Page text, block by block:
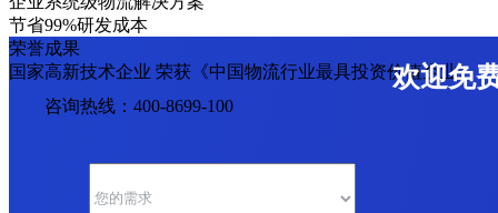
节省99%研发成本
荣誉成果
国家高新技术企业 荣获《中国物流行业最具投资价值企业》
欢迎免
咨询热线：400-8699-100